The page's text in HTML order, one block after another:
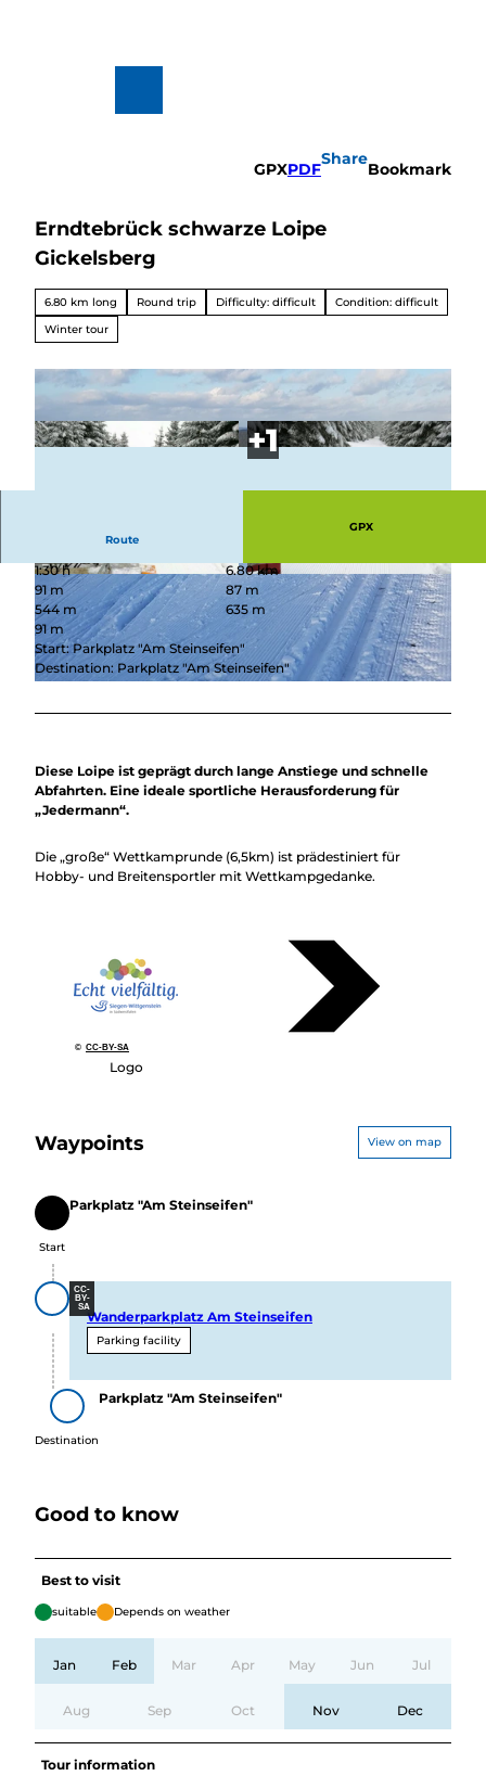
Hiking
All topics
Winterve
GPXPDF
Share
Bookmark
Erndtebrück schwarze Loipe
Gickelsberg
6.80 km long Round trip Difficulty: difficult
Condition: difficult
Winter tour
© TuS Erndtebrück Skiabteilung / S. Becker , To
uristikverband Siegen-Wittgenstein e.V. |
CC-BY-SA
© TuS Erndtebrück Skiabteilung / S. Becker , To
uristikverband Siegen-Wittgenstein e.V. |
CC-BY-SA
Route
GPX
1:30 h
6.80 km
91 m
87 m
544 m
635 m
91 m
Start: Parkplatz "Am Steinseifen"
Destination: Parkplatz "Am Steinseifen"
Diese Loipe ist geprägt durch lange Anstiege und schnelle
Abfahrten. Eine ideale sportliche Herausforderung für
„Jedermann“.
Die „große“ Wettkamprunde (6,5km) ist prädestiniert für
Hobby- und Breitensportler mit Wettkampgedanke.
© CC-BY-SA
Logo
Waypoints View on map
Start
Start
Parkplatz "Am Steinseifen"
CC-
BY-
SA
Wanderparkplatz Am Steinseifen
Parking facility
Destination
Destination
Parkplatz "Am Steinseifen"
Good to know
Best to visit
suitable Depends on weather
Jan Feb Mar Apr May Jun Jul
Aug Sep Oct Nov Dec
Tour information